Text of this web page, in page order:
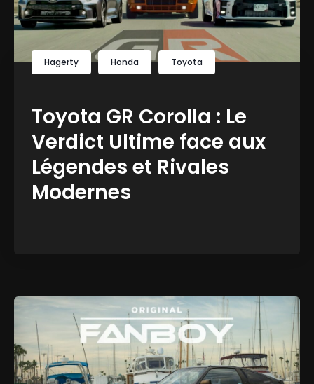
Hagerty Honda Toyota
Toyota GR Corolla : Le
Verdict Ultime face aux
Légendes et Rivales
Modernes